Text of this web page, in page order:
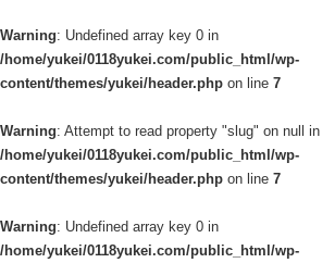
Warning: Undefined array key 0 in
/home/yukei/0118yukei.com/public_html/wp-
content/themes/yukei/header.php on line 7
Warning: Attempt to read property "slug" on null in
/home/yukei/0118yukei.com/public_html/wp-
content/themes/yukei/header.php on line 7
Warning: Undefined array key 0 in
/home/yukei/0118yukei.com/public_html/wp-